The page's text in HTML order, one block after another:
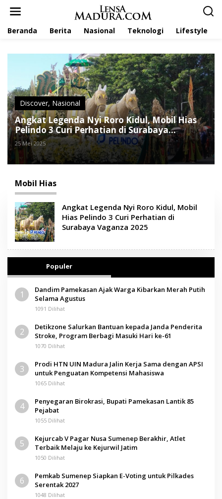
Beranda Berita Nasional Teknologi Lifestyle
Discover, Nasional
Angkat Legenda Nyi Roro Kidul, Mobil Hias
Pelindo 3 Curi Perhatian di Surabaya
Vaganza 2025
25 Mei 2025
Mobil Hias
Angkat Legenda Nyi Roro Kidul, Mobil
Hias Pelindo 3 Curi Perhatian di
Surabaya Vaganza 2025
Populer
1
Dandim Pamekasan Ajak Warga Kibarkan Merah Putih
Selama Agustus
1091 Dilihat
2
Detikzone Salurkan Bantuan kepada Janda Penderita
Stroke, Program Berbagi Masuki Hari ke-61
1070 Dilihat
3
Prodi HTN UIN Madura Jalin Kerja Sama dengan APSI
untuk Penguatan Kompetensi Mahasiswa
1065 Dilihat
4
Penyegaran Birokrasi, Bupati Pamekasan Lantik 85
Pejabat
1055 Dilihat
5
Kejurcab V Pagar Nusa Sumenep Berakhir, Atlet
Terbaik Melaju ke Kejurwil Jatim
1050 Dilihat
6
Pemkab Sumenep Siapkan E-Voting untuk Pilkades
Serentak 2027
1048 Dilihat